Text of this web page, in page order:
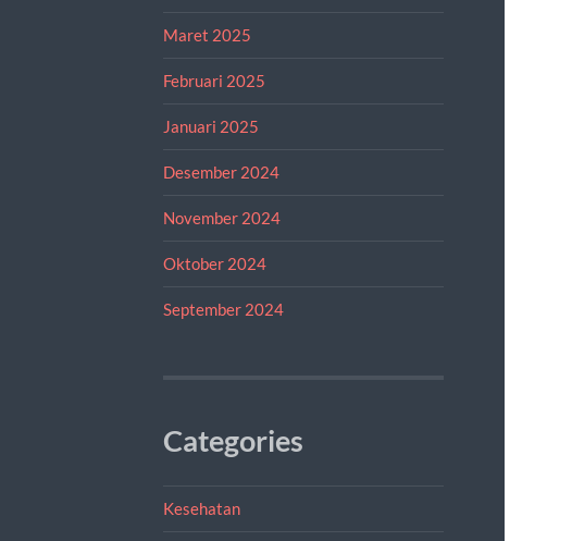
Maret 2025
Februari 2025
Januari 2025
Desember 2024
November 2024
Oktober 2024
September 2024
Categories
Kesehatan